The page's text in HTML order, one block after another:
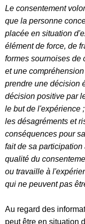
Le consentement volo
que la personne
placée en situation
élément de force, de
formes sournoises de
et une
prendre une décision
décision positive par
le but de l'expérience
les désagréments et
conséquences pour
fait de sa participation
qualité du
ou travaille à
qui ne peuvent pas
Au regard des
peut être en situation